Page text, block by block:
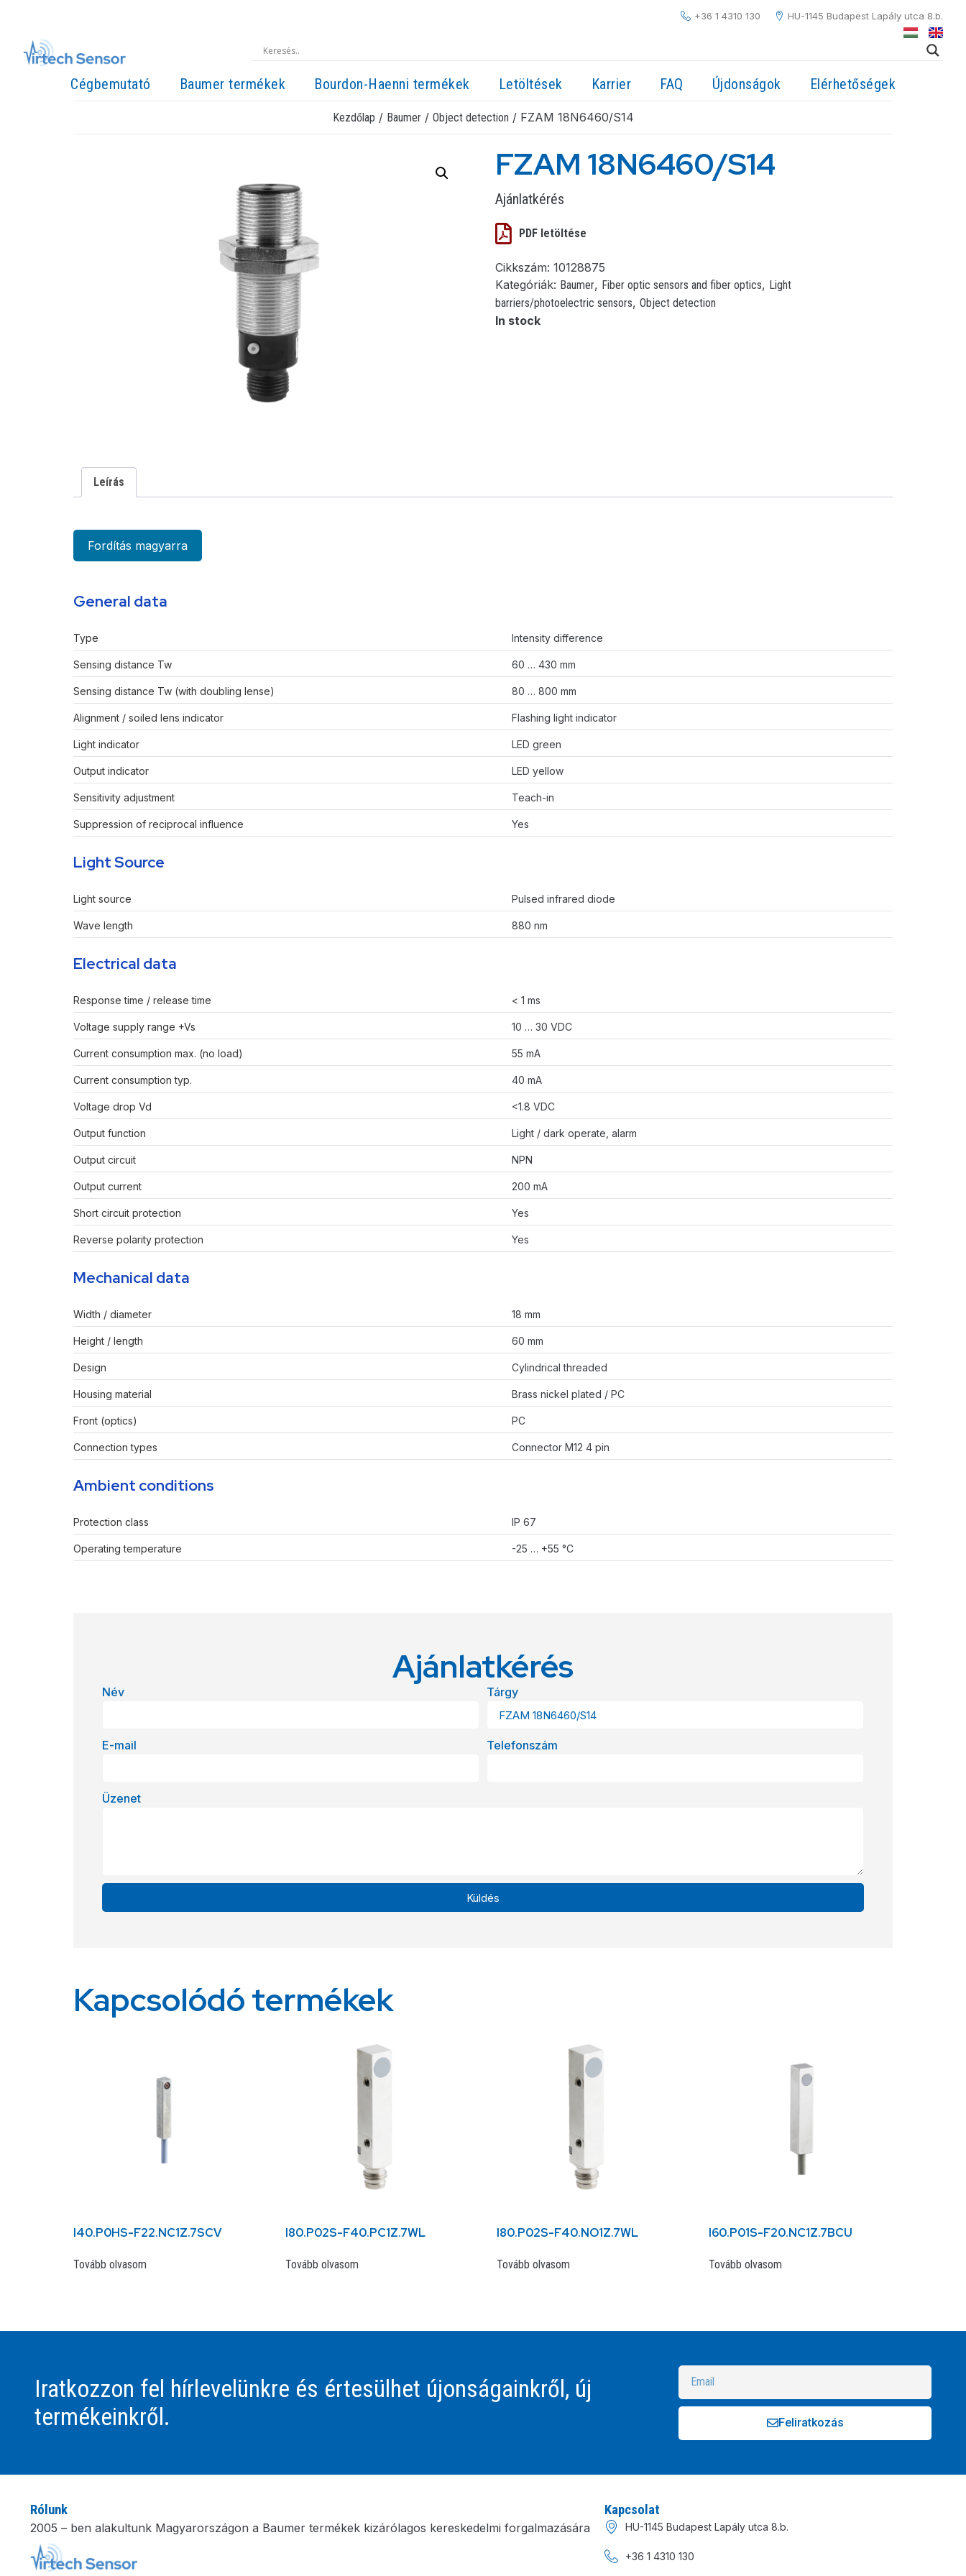
+36 1 4310 130 HU-1145 Budapest Lapály utca 8.b.
Cégbemutató Baumer termékek Bourdon-Haenni termékek Letöltések Karrier FAQ Újdonságok Elérhetőségek
Kezdőlap / Baumer/ Object detection / FZAM 18N6460/S14
FZAM 18N6460/S14
Ajánlatkérés
PDF letöltése
Cikkszám:10128875
Kategóriák: Baumer, Fiber optic sensors and fiber optics, Light
barriers/photoelectric sensors,Object detection
In stock
Leírás
Fordítás magyarra
General data
Type Intensity difference
Sensing distance Tw 60 … 430 mm
Sensing distance Tw (with doubling lense) 80 … 800 mm
Alignment / soiled lens indicator Flashing light indicator
Light indicator LED green
Output indicator LED yellow
Sensitivity adjustment Teach-in
Suppression of reciprocal influence Yes
Light Source
Light source Pulsed infrared diode
Wave length 880 nm
Electrical data
Response time / release time < 1 ms
Voltage supply range +Vs 10 … 30 VDC
Current consumption max. (no load) 55 mA
Current consumption typ. 40 mA
Voltage drop Vd <1.8 VDC
Output function Light / dark operate, alarm
Output circuit NPN
Output current 200 mA
Short circuit protection Yes
Reverse polarity protection Yes
Mechanical data
Width / diameter 18 mm
Height / length 60 mm
Design Cylindrical threaded
Housing material Brass nickel plated / PC
Front (optics) PC
Connection types Connector M12 4 pin
Ambient conditions
Protection class IP 67
Operating temperature -25 … +55 °C
Ajánlatkérés
Név Tárgy
E-mail Telefonszám
Üzenet
Küldés
Kapcsolódó termékek
I40.P0HS-F22.NC1Z.7SCV
Tovább olvasom
I80.P02S-F40.PC1Z.7WL
Tovább olvasom
I80.P02S-F40.NO1Z.7WL
Tovább olvasom
I60.P01S-F20.NC1Z.7BCU
Tovább olvasom
Iratkozzon fel hírlevelünkre és értesülhet újonságainkről, új
termékeinkről.
Feliratkozás
Rólunk
2005 – ben alakultunk Magyarországon a Baumer termékek kizárólagos kereskedelmi forgalmazására
Kapcsolat
HU-1145 Budapest Lapály utca 8.b.
+36 1 4310 130